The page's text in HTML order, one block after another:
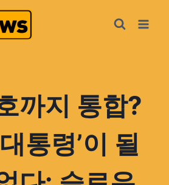
까지 통합?
통령’이 될